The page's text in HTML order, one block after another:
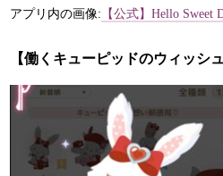
アプリ内の画像: 【公式】Hello Sweet
【働くキューピッドのウィッシ